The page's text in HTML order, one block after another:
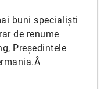
buni specialiști
de renume
Președintele